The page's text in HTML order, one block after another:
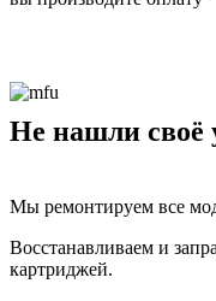
Не нашли своё
Мы ремонтируем все
Восстанавливаем и
картриджей.